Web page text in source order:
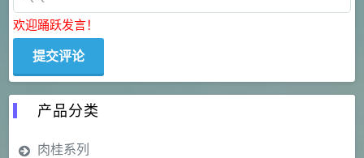
欢迎踊跃发言！
产品分类
肉桂系列